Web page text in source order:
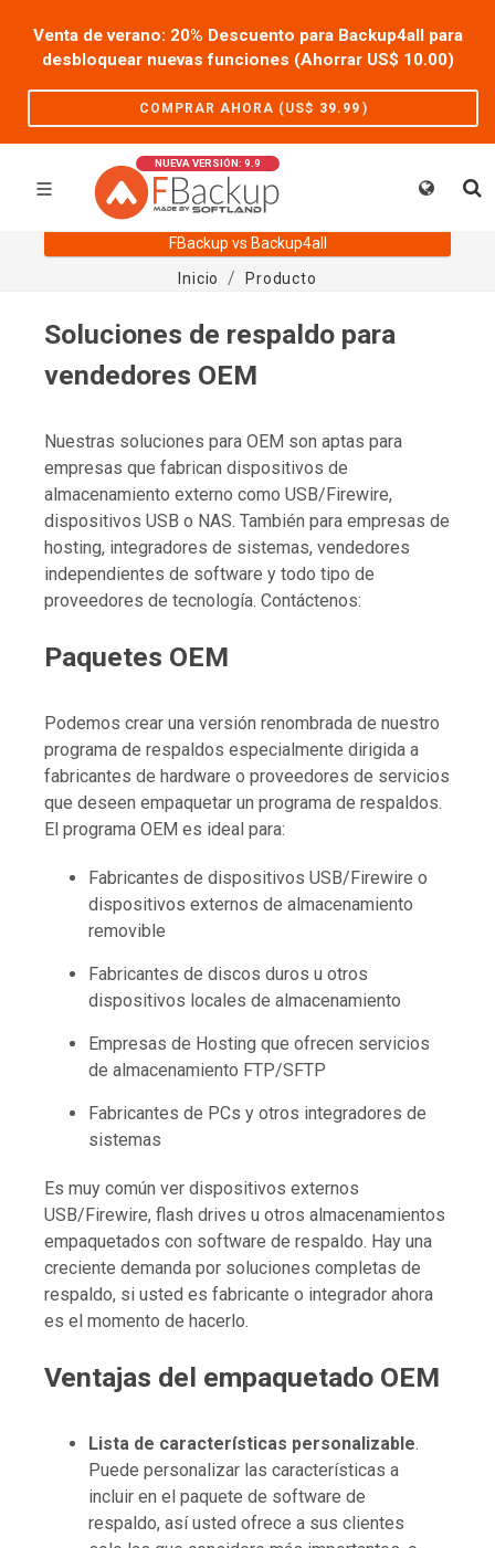
Venta de verano: 20% Descuento para Backup4all para
desbloquear nuevas funciones (Ahorrar US$ 10.00)
COMPRAR AHORA (US$ 39.99 )
NUEVA VERSIÓN: 9.9
FBackup vs Backup4all
Inicio
Producto
Soluciones de respaldo para
vendedores OEM
Nuestras soluciones para OEM son aptas para
empresas que fabrican dispositivos de
almacenamiento externo como USB/Firewire,
dispositivos USB o NAS. También para empresas de
hosting, integradores de sistemas, vendedores
independientes de software y todo tipo de
proveedores de tecnología. Contáctenos:
Paquetes OEM
Podemos crear una versión renombrada de nuestro
programa de respaldos especialmente dirigida a
fabricantes de hardware o proveedores de servicios
que deseen empaquetar un programa de respaldos.
El programa OEM es ideal para:
Fabricantes de dispositivos USB/Firewire o
dispositivos externos de almacenamiento
removible
Fabricantes de discos duros u otros
dispositivos locales de almacenamiento
Empresas de Hosting que ofrecen servicios
de almacenamiento FTP/SFTP
Fabricantes de PCs y otros integradores de
sistemas
Es muy común ver dispositivos externos
USB/Firewire, flash drives u otros almacenamientos
empaquetados con software de respaldo. Hay una
creciente demanda por soluciones completas de
respaldo, si usted es fabricante o integrador ahora
es el momento de hacerlo.
Ventajas del empaquetado OEM
Lista de características personalizable.
Puede personalizar las características a
incluir en el paquete de software de
respaldo, así usted ofrece a sus clientes